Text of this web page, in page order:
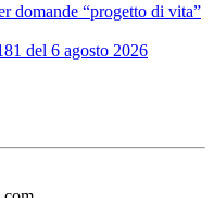
domande “progetto di vita”
del 6 agosto 2026